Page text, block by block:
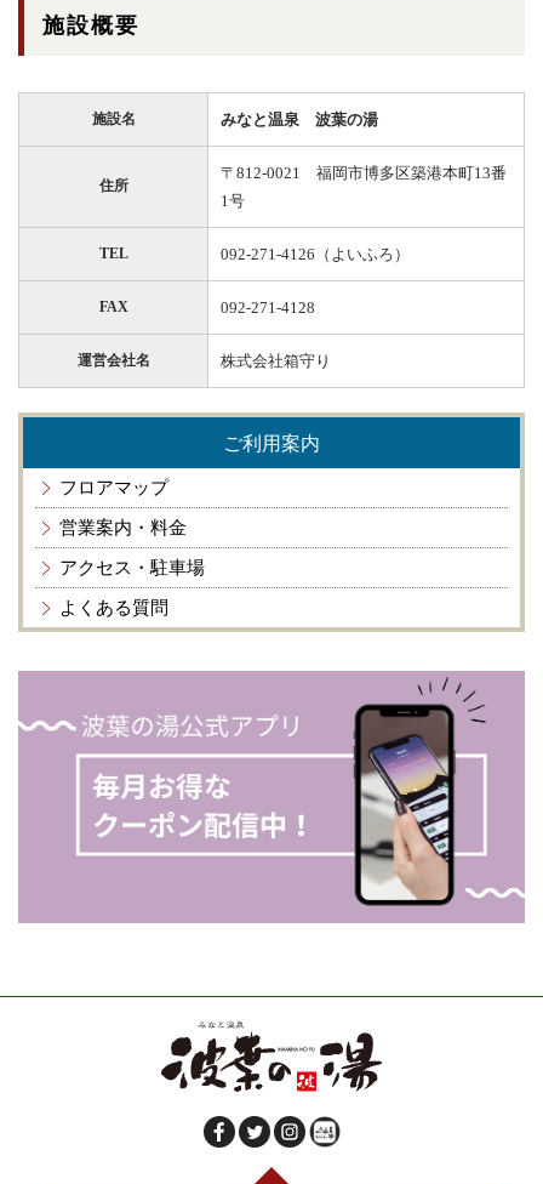
施設概要
施設名 みなと温泉 波葉の湯
住所
〒812-0021 福岡市博多区築港本町13番
1号
TEL 092-271-4126（よいふろ）
FAX 092-271-4128
運営会社名 株式会社箱守り
ご利用案内
フロアマップ
営業案内・料金
アクセス・駐車場
よくある質問